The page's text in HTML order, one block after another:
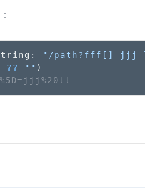
"/path?fff[]=jjj
?? ""